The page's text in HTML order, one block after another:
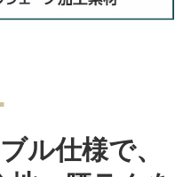
います
ル仕様で、